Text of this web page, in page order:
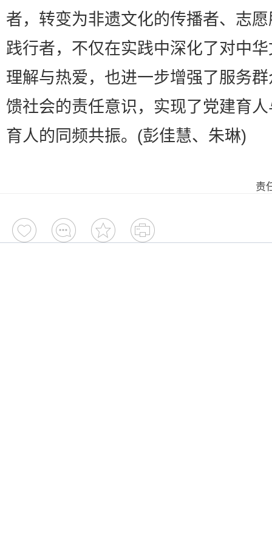
者，转变为非遗文化的传播者、志
践行者，不仅在实践中深化了对中
理解与热爱，也进一步增强了服务
馈社会的责任意识，实现了党建育
育人的同频共振。(彭佳慧、朱琳)
责